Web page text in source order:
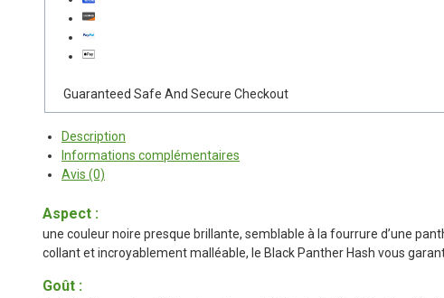
Guaranteed Safe And Secure Checkout
Description
Informations complémentaires
Avis (0)
Aspect :
une couleur noire presque brillante, semblable à la fourrure d’une
collant et incroyablement malléable, le Black Panther Hash vous
Goût :